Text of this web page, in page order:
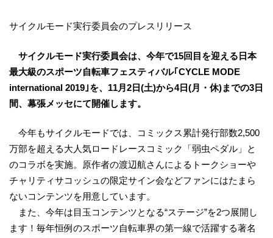
サイクルモード実行委員会のプレスリリース
サイクルモード実行委員会は、今年で15回目を迎える日本
最大級のスポーツ自転車フェスティバル｢CYCLE MODE
international 2019｣を、11月2日(土)から4日(月・休)までの3日
間、幕張メッセにて開催します。
今年もサイクルモードでは、コミックス累計発行部数2,500
万部を超える大人気ロードレースコミック「弱虫ペダル」と
のコラボを実施。原作者の渡辺航さんによるトークショーや
チャリティサコッシュの限定サイン会などファンにはたまら
ないコンテンツを用意しています。
また、今年は目玉コンテンツとなる“ステージ”を2つ展開し
ます！毎年恒例のスポーツ自転車界の第一線で活躍する著名